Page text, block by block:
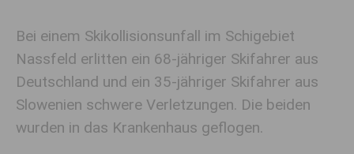
Bei einem Skikollisionsunfall im Schigebiet
Nassfeld erlitten ein 68-jähriger Skifahrer aus
Deutschland und ein 35-jähriger Skifahrer aus
Slowenien schwere Verletzungen. Die beiden
wurden in das Krankenhaus geflogen.